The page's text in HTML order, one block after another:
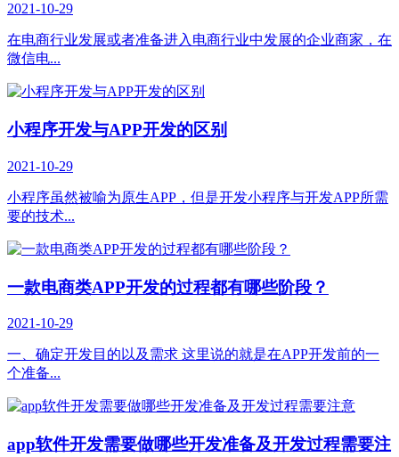
2021-10-29
在电商行业发展或者准备进入电商行业中发展的企业商家，在
微信电...
小程序开发与APP开发的区别
2021-10-29
小程序虽然被喻为原生APP，但是开发小程序与开发APP所需
要的技术...
一款电商类APP开发的过程都有哪些阶段？
2021-10-29
一、确定开发目的以及需求 这里说的就是在APP开发前的一
个准备...
app软件开发需要做哪些开发准备及开发过程需要注